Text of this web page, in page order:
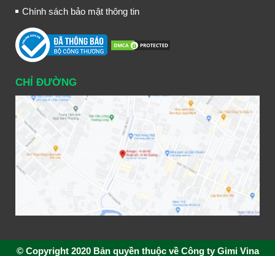
Chính sách bảo mật thông tin
CHỈ ĐƯỜNG
© Copyright 2020 Bản quyền thuộc về Công ty Gimi Vina